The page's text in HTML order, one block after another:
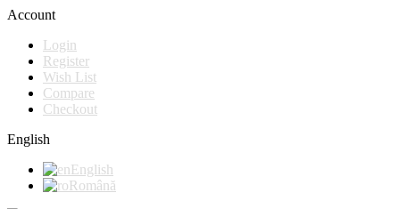
Account
Login
Register
Wish List
Compare
Checkout
English
English
Română